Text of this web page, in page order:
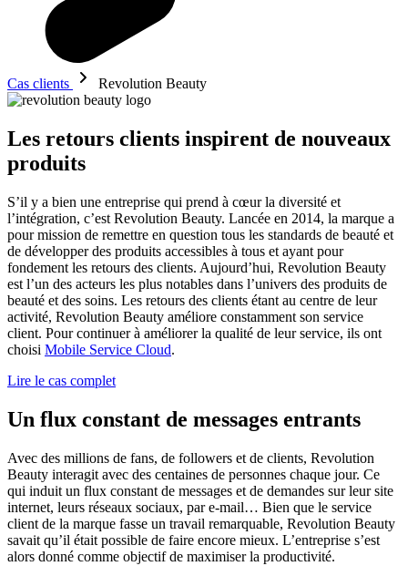
Cas clients Revolution Beauty
Les retours clients inspirent de nouveaux
produits
S’il y a bien une entreprise qui prend à cœur la diversité et
l’intégration, c’est Revolution Beauty. Lancée en 2014, la marque a
pour mission de remettre en question tous les standards de beauté et
de développer des produits accessibles à tous et ayant pour
fondement les retours des clients. Aujourd’hui, Revolution Beauty
est l’un des acteurs les plus notables dans l’univers des produits de
beauté et des soins. Les retours des clients étant au centre de leur
activité, Revolution Beauty améliore constamment son service
client. Pour continuer à améliorer la qualité de leur service, ils ont
choisi Mobile Service Cloud.
Lire le cas complet
Un flux constant de messages entrants
Avec des millions de fans, de followers et de clients, Revolution
Beauty interagit avec des centaines de personnes chaque jour. Ce
qui induit un flux constant de messages et de demandes sur leur site
internet, leurs réseaux sociaux, par e-mail… Bien que le service
client de la marque fasse un travail remarquable, Revolution Beauty
savait qu’il était possible de faire encore mieux. L’entreprise s’est
alors donné comme objectif de maximiser la productivité.